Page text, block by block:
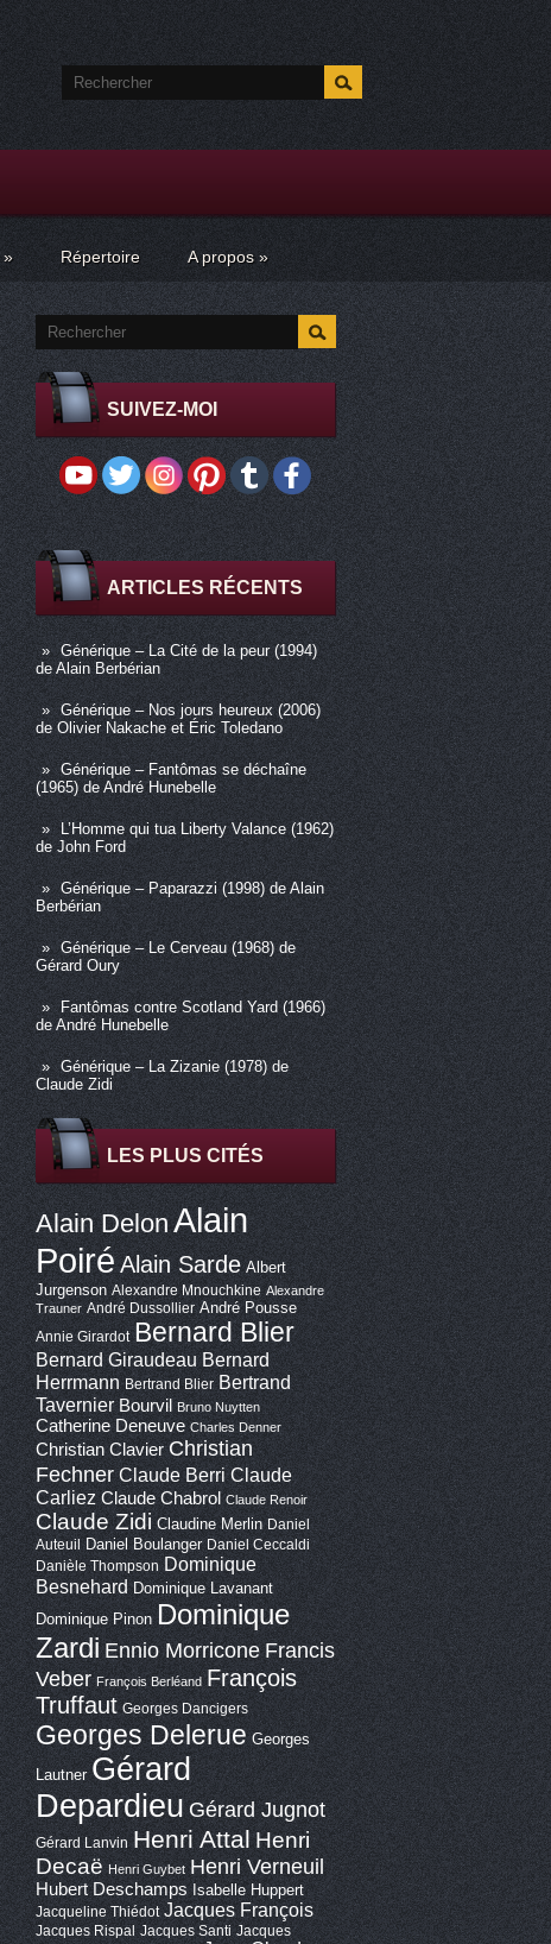
» Répertoire A propos »
SUIVEZ-MOI
ARTICLES RÉCENTS
Générique – La Cité de la peur (1994)
de Alain Berbérian
Générique – Nos jours heureux (2006)
de Olivier Nakache et Éric Toledano
Générique – Fantômas se déchaîne
(1965) de André Hunebelle
L’Homme qui tua Liberty Valance (1962)
de John Ford
Générique – Paparazzi (1998) de Alain
Berbérian
Générique – Le Cerveau (1968) de
Gérard Oury
Fantômas contre Scotland Yard (1966)
de André Hunebelle
Générique – La Zizanie (1978) de
Claude Zidi
LES PLUS CITÉS
Alain DelonAlain
Poiré Alain Sarde Albert
Jurgenson Alexandre Mnouchkine Alexandre
Trauner André Dussollier André Pousse
Annie Girardot Bernard Blier
Bernard Giraudeau Bernard
Herrmann Bertrand Blier Bertrand
Tavernier Bourvil Bruno Nuytten
Catherine Deneuve Charles Denner
Christian Clavier Christian
Fechner Claude Berri Claude
Carliez Claude Chabrol Claude Renoir
Claude Zidi Claudine Merlin Daniel
Auteuil
Daniel Boulanger Daniel Ceccaldi
Danièle Thompson Dominique
Besnehard Dominique Lavanant
Dominique Pinon Dominique
Zardi Ennio Morricone Francis
Veber François Berléand François
Truffaut Georges Dancigers
Georges Delerue Georges
Lautner Gérard
Depardieu Gérard Jugnot
Gérard Lanvin Henri Attal Henri
Decaë Henri Guybet Henri Verneuil
Hubert Deschamps Isabelle Huppert
Jacqueline Thiédot Jacques François
Jacques Rispal Jacques Santi Jacques